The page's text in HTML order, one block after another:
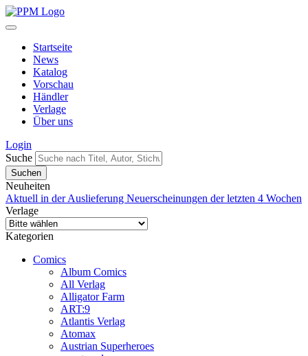
Startseite
News
Katalog
Vorschau
Händler
Verlage
Über uns
Login
Suche
Neuheiten
Aktuell in der Auslieferung Neuerscheinungen der letzten 4 Wochen
Verlage
Kategorien
Comics
Album Comics
All Verlag
Alligator Farm
ART:9
Atlantis Verlag
Atomax
Austrian Superheroes